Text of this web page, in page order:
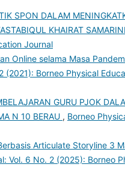
SPON DALAM
KHAIRAT
Journal
Online selama Masa
(2021): Borneo Physical
GURU PJOK
N 10 BERAU , Borneo
Articulate Storyline 3
Vol. 6 No. 2 (2025): Borneo